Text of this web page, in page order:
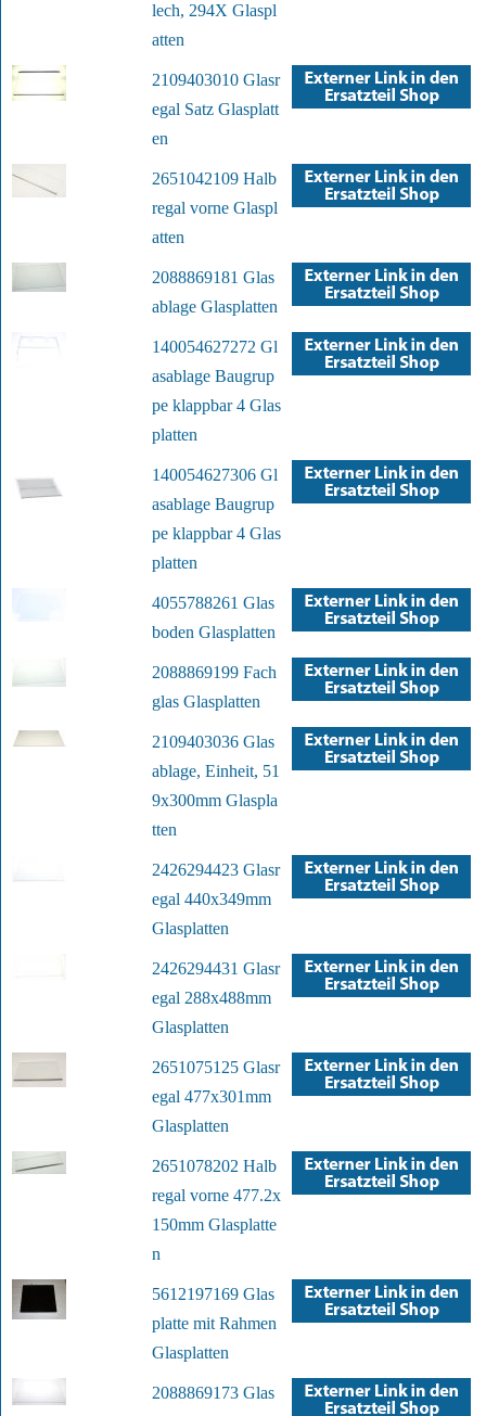
lech, 294X Glaspl
atten
2109403010 Glasr
egal Satz Glasplatt
en
2651042109 Halb
regal vorne Glaspl
atten
2088869181 Glas
ablage Glasplatten
140054627272 Gl
asablage Baugrup
pe klappbar 4 Glas
platten
140054627306 Gl
asablage Baugrup
pe klappbar 4 Glas
platten
4055788261 Glas
boden Glasplatten
2088869199 Fach
glas Glasplatten
2109403036 Glas
ablage, Einheit, 51
9x300mm Glaspla
tten
2426294423 Glasr
egal 440x349mm
Glasplatten
2426294431 Glasr
egal 288x488mm
Glasplatten
2651075125 Glasr
egal 477x301mm
Glasplatten
2651078202 Halb
regal vorne 477.2x
150mm Glasplatte
n
5612197169 Glas
platte mit Rahmen
Glasplatten
2088869173 Glas